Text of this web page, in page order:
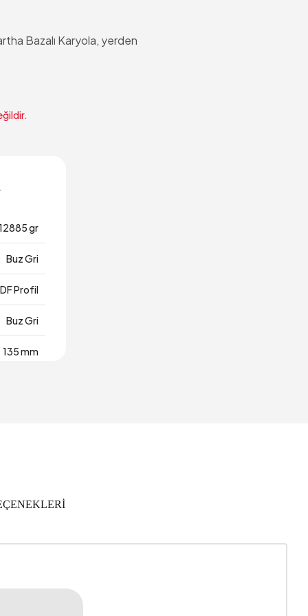
Bazalı Karyola, yerden
gr
Buz Gri
Profil
Buz Gri
135 mm
m3